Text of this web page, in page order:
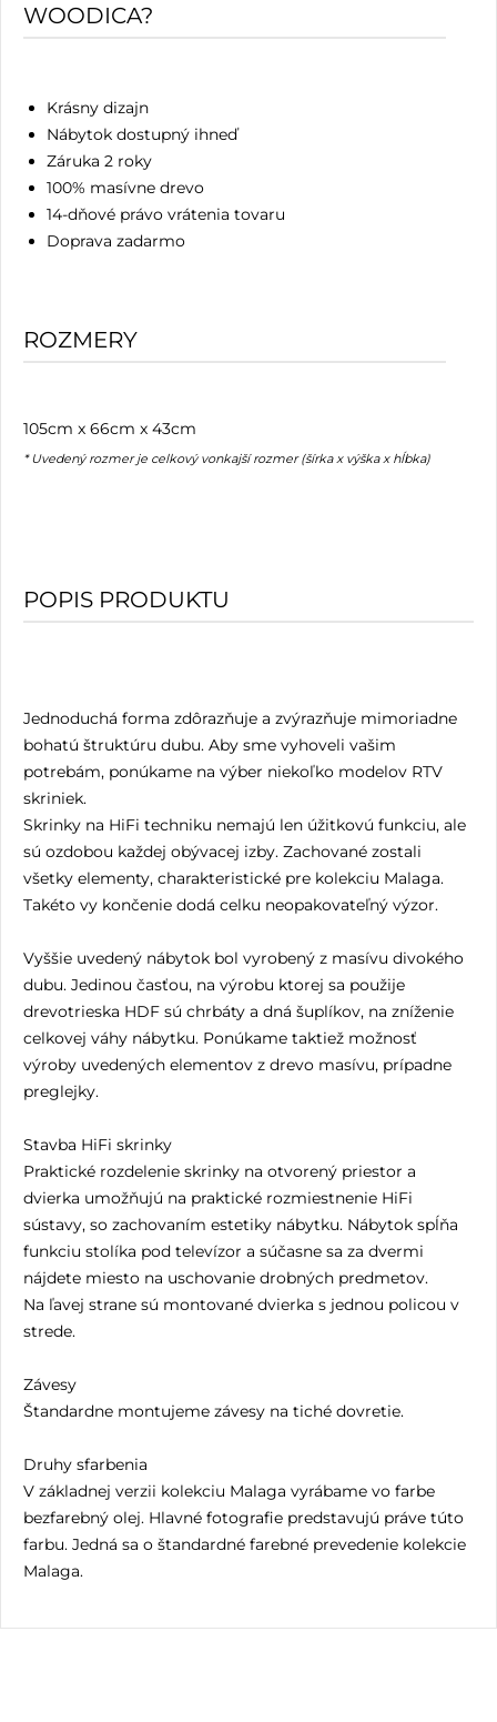
WOODICA?
Krásny dizajn
Nábytok dostupný ihneď
Záruka 2 roky
100% masívne drevo
14-dňové právo vrátenia tovaru
Doprava zadarmo
ROZMERY
105cm x 66cm x 43cm
* Uvedený rozmer je celkový vonkajší rozmer (šírka x výška x hĺbka)
POPIS PRODUKTU
Jednoduchá forma zdôrazňuje a zvýrazňuje mimoriadne
bohatú štruktúru dubu. Aby sme vyhoveli vašim
potrebám, ponúkame na výber niekoľko modelov RTV
skriniek.
Skrinky na HiFi techniku nemajú len úžitkovú funkciu, ale
sú ozdobou každej obývacej izby. Zachované zostali
všetky elementy, charakteristické pre kolekciu Malaga.
Takéto vy končenie dodá celku neopakovateľný výzor.
Vyššie uvedený nábytok bol vyrobený z masívu divokého
dubu. Jedinou časťou, na výrobu ktorej sa použije
drevotrieska HDF sú chrbáty a dná šuplíkov, na zníženie
celkovej váhy nábytku. Ponúkame taktiež možnosť
výroby uvedených elementov z drevo masívu, prípadne
preglejky.
Stavba HiFi skrinky
Praktické rozdelenie skrinky na otvorený priestor a
dvierka umožňujú na praktické rozmiestnenie HiFi
sústavy, so zachovaním estetiky nábytku. Nábytok spĺňa
funkciu stolíka pod televízor a súčasne sa za dvermi
nájdete miesto na uschovanie drobných predmetov.
Na ľavej strane sú montované dvierka s jednou policou v
strede.
Závesy
Štandardne montujeme závesy na tiché dovretie.
Druhy sfarbenia
V základnej verzii kolekciu Malaga vyrábame vo farbe
bezfarebný olej. Hlavné fotografie predstavujú práve túto
farbu. Jedná sa o štandardné farebné prevedenie kolekcie
Malaga.